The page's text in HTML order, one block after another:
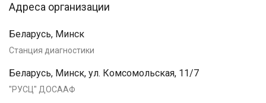
Адреса организации
Беларусь, Минск
Станция диагностики
Беларусь, Минск, ул. Комсомольская, 11/7
"РУСЦ" ДОСААФ